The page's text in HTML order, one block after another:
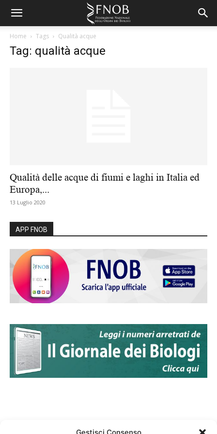
Home Tags Qualità acque
Tag: qualità acque
Qualità delle acque di fiumi e laghi in Italia ed
Europa,...
13 Luglio 2020
APP FNOB